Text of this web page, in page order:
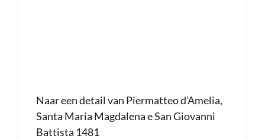
Naar een detail van Piermatteo d’Amelia,
Santa Maria Magdalena e San Giovanni
Battista 1481